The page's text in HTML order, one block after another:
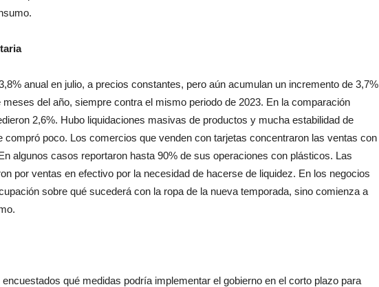
anual en julio, a precios constantes, pero aún acumulan un incremento de 3,7%
meses del año, siempre contra el mismo periodo de 2023. En la comparación
2,6%. Hubo liquidaciones masivas de productos y mucha estabilidad de
compró poco. Los comercios que venden con tarjetas concentraron las ventas con
algunos casos reportaron hasta 90% de sus operaciones con plásticos. Las
por ventas en efectivo por la necesidad de hacerse de liquidez. En los negocios
sobre qué sucederá con la ropa de la nueva temporada, sino comienza a
qué medidas podría implementar el gobierno en el corto plazo para